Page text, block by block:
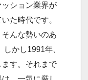
ション業界が
た時代です。
んな勢いのあ
しかし1991年、
す。それまで